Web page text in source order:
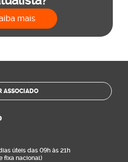
mais
ASSOCIADO
úteis das 09h às 21h
fixa nacional)